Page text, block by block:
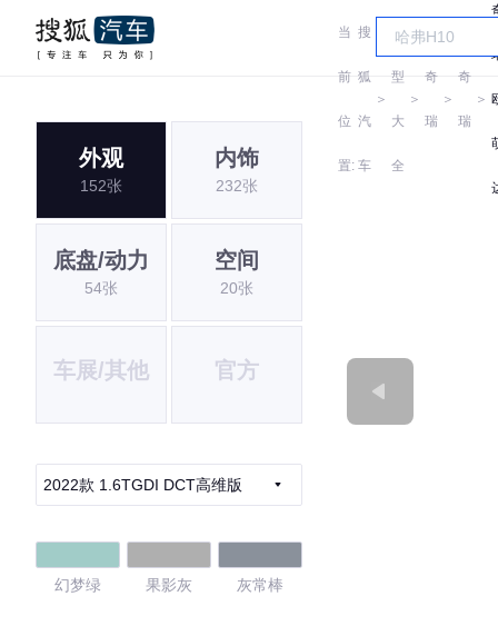
当
前
位
置:
搜
狐
汽
车
＞
车
型
大
全
＞
奇
瑞
＞
奇
瑞
＞
外观
152张
内饰
232张
底盘/动力
54张
空间
20张
车展/其他 官方
2022款 1.6TGDI DCT高维版
幻梦绿 果影灰 灰常棒